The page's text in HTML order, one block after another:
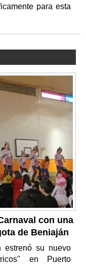
para esta
con una
de Beniaján
estrenó su nuevo
en Puerto